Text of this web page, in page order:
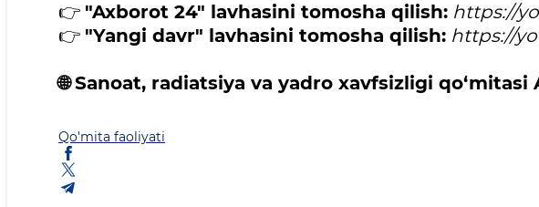
👉 "Axborot 24" lavhasini tomosha qilish: https://
👉 "Yangi davr" lavhasini tomosha qilish: https://
🌐 Sanoat, radiatsiya va yadro xavfsizligi
Qo'mita faoliyati